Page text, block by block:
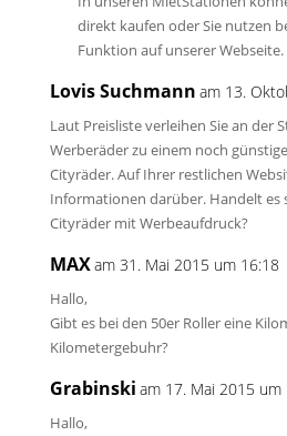
direkt kaufen oder Sie nutzen
Funktion auf unserer Webseite.
Lovis Suchmann am 13.
Laut Preisliste verleihen Sie an der
Werberäder zu einem noch
Cityräder. Auf Ihrer restlichen
Informationen darüber. Handelt es
Cityräder mit Werbeaufdruck?
MAXam 31. Mai 2015 um 16:18
Hallo,
Gibt es bei den 50er Roller eine
Kilometergebuhr?
Grabinski am 17. Mai 2015 um
Hallo,